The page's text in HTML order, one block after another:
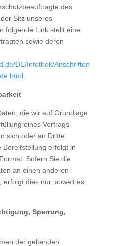
des
Sitz unseres
folgende Link stellt eine
sowie deren
DE/Infothek/Anschriften
.
die wir auf Grundlage
eines Vertrags
sich oder an Dritte
Bereitstellung erfolgt in
Sofern Sie die
an einen anderen
erfolgt dies nur, soweit es
Sperrung,
der geltenden